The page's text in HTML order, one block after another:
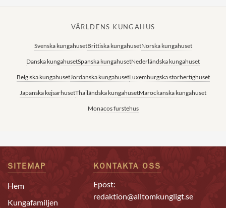
VÄRLDENS KUNGAHUS
Svenska kungahusetBrittiska kungahusetNorska kungahuset
Danska kungahusetSpanska kungahusetNederländska kungahuset
Belgiska kungahusetJordanska kungahusetLuxemburgska storhertighuset
Japanska kejsarhusetThailändska kungahusetMarockanska kungahuset
Monacos furstehus
SITEMAP
Hem
Kungafamiljen
KONTAKTA OSS
Epost:
redaktion@alltomkungligt.se